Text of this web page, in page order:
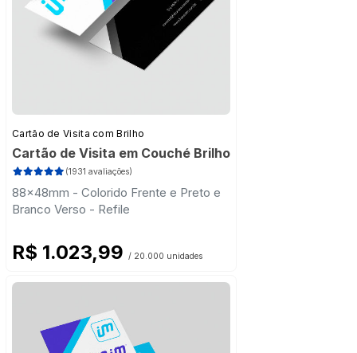
Cartão de Visita com Brilho
Cartão de Visita em Couché Brilho
(1931 avaliações)
88x48mm - Colorido Frente e Preto e
Branco Verso - Refile
R$ 1.023,99 / 20.000 unidades